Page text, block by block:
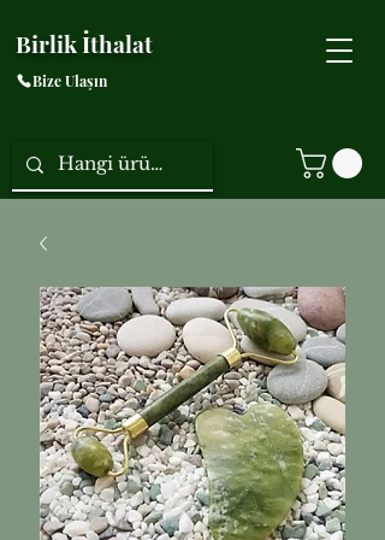
Birlik İthalat
Bize Ulaşın